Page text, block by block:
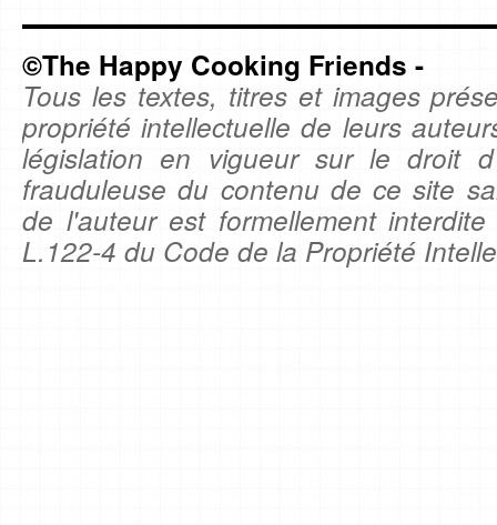
©The Happy Cooking Friends -
Tous les textes, titres et images
propriété intellectuelle de leurs
législation en vigueur sur le droit
frauduleuse du contenu de ce site
de l'auteur est formellement
L.122-4 du Code de la Propriété